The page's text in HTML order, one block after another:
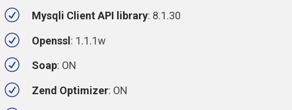
R Mysqli Client API library: 8.1.30
R Openssl: 1.1.1w
R Soap: ON
R Zend Optimizer: ON